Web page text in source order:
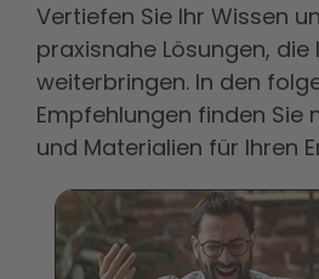
Vertiefen Sie Ihr Wissen
praxisnahe Lösungen,
weiterbringen. In den
Empfehlungen finden Sie
und Materialien für Ihren